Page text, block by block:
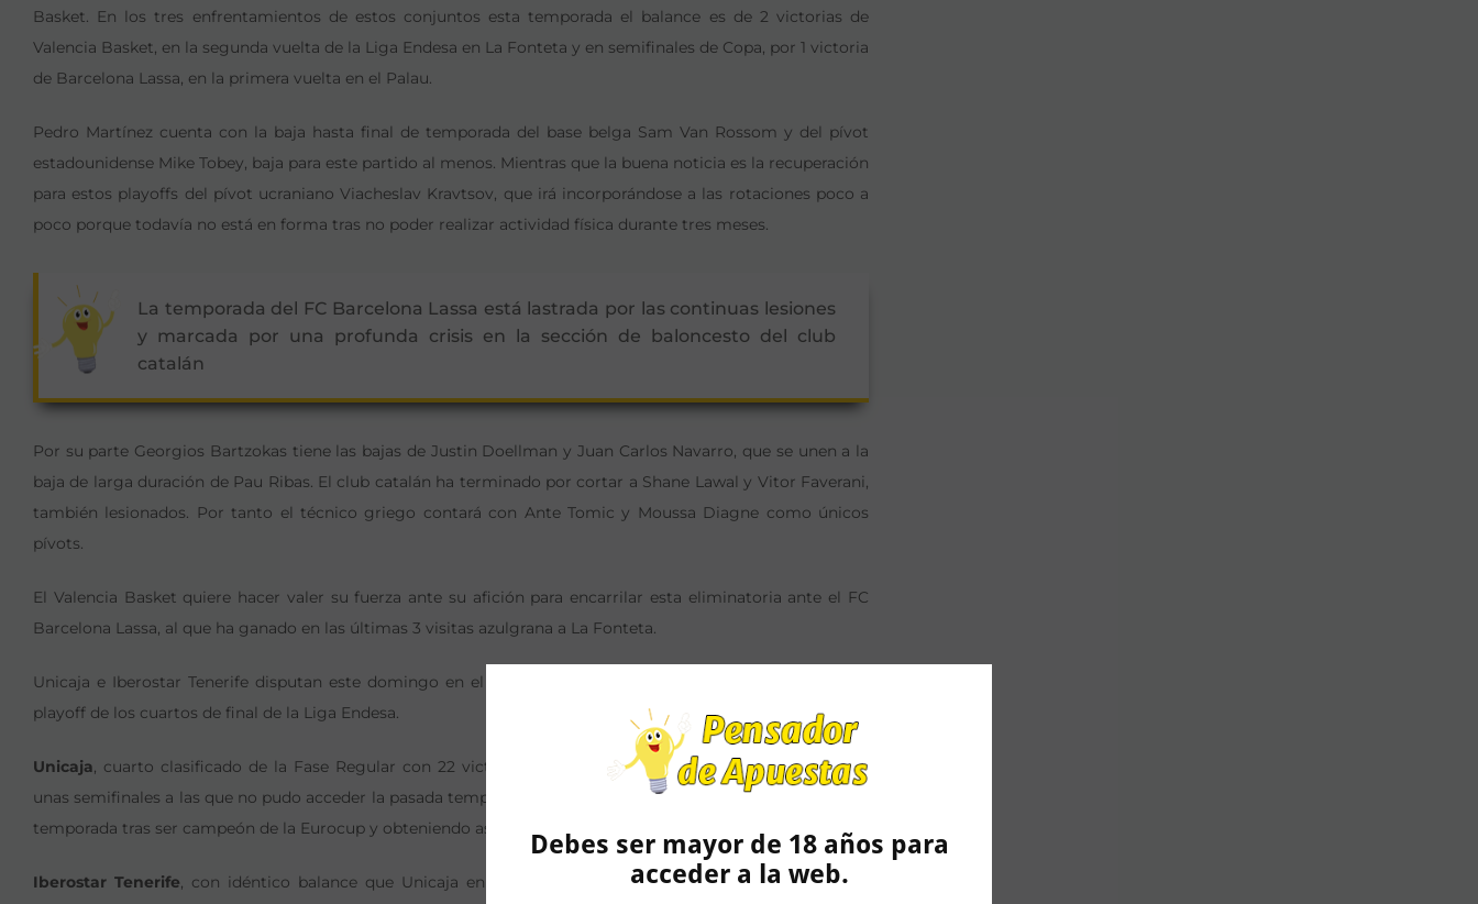
Debes ser mayor de 18 años para
acceder a la web.
Basket. En los tres enfrentamientos de estos conjuntos esta temporada el balance es de 2 victorias de
Valencia Basket, en la segunda vuelta de la Liga Endesa en La Fonteta y en semifinales de Copa, por 1 victoria
de Barcelona Lassa, en la primera vuelta en el Palau.
Pedro Martínez cuenta con la baja hasta final de temporada del base belga Sam Van Rossom y del pívot
estadounidense Mike Tobey, baja para este partido al menos. Mientras que la buena noticia es la recuperación
para estos playoffs del pívot ucraniano Viacheslav Kravtsov, que irá incorporándose a las rotaciones poco a
poco porque todavía no está en forma tras no poder realizar actividad física durante tres meses.
La temporada del FC Barcelona Lassa está lastrada por las continuas lesiones
y marcada por una profunda crisis en la sección de baloncesto del club
catalán
Por su parte Georgios Bartzokas tiene las bajas de Justin Doellman y Juan Carlos Navarro, que se unen a la
baja de larga duración de Pau Ribas. El club catalán ha terminado por cortar a Shane Lawal y Vitor Faverani,
también lesionados. Por tanto el técnico griego contará con Ante Tomic y Moussa Diagne como únicos
pívots.
El Valencia Basket quiere hacer valer su fuerza ante su afición para encarrilar esta eliminatoria ante el FC
Barcelona Lassa, al que ha ganado en las últimas 3 visitas azulgrana a La Fonteta.
Unicaja e Iberostar Tenerife disputan este domingo en el Martín Carpena a las 12:30 el primer partido del
playoff de los cuartos de final de la Liga Endesa.
Unicaja, cuarto clasificado de la Fase Regular con 22 victorias y 10 derrotas, llega al partido en busca de
unas semifinales a las que no pudo acceder la pasada temporada. Intentará así seguir completando una gran
temporada tras ser campeón de la Eurocup y obteniendo así la clasificación para la próxima Euroliga.
Iberostar Tenerife, con idéntico balance que Unicaja en la Fase Regular con 22 victorias y 10 derrotas,